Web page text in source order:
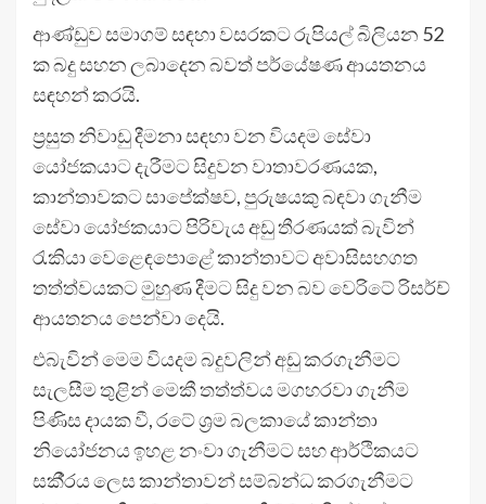
ආණ්ඩුව සමාගම් සඳහා වසරකට රුපියල් බිලියන 52
ක බදු සහන ලබාදෙන බවත් පර්යේෂණ ආයතනය
සඳහන් කරයි.
ප්‍රසුත නිවාඩු දීමනා සඳහා වන වියදම සේවා
යෝජකයාට දැරීමට සිදුවන වාතාවරණයක,
කාන්තාවකට සාපේක්ෂව, පුරුෂයකු බඳවා ගැනීම
සේවා යෝජකයාට පිරිවැය අඩු තීරණයක් බැවින්
රැකියා වෙළෙඳපොළේ කාන්තාවට අවාසිසහගත
තත්ත්වයකට මුහුණ දීමට සිදු වන බව වෙරිටේ රිසර්ච්
ආයතනය පෙන්වා දෙයි.
එබැවින් මෙම වියදම බදුවලින් අඩු කරගැනීමට
සැලසීම තුළින් මෙකී තත්ත්වය මගහරවා ගැනීම
පිණිස දායක වී, රටේ ශ‍්‍රම බලකායේ කාන්තා
නියෝජනය ඉහළ නංවා ගැනීමට සහ ආර්ථිකයට
සකී‍්‍රය ලෙස කාන්තාවන් සම්බන්ධ කරගැනීමට